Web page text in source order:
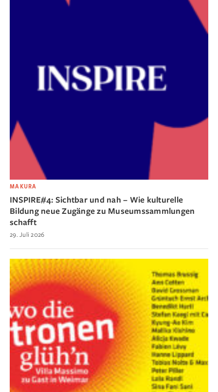
MAKURA
INSPIRE#4: Sichtbar und nah – Wie kulturelle
Bildung neue Zugänge zu Museumssammlungen
schafft
29. Juli 2026